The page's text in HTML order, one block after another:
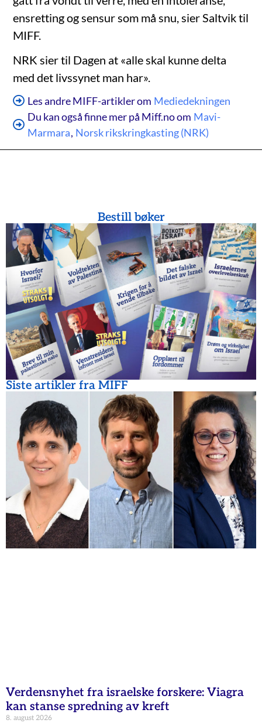
ensretting og sensur som må snu, sier Saltvik til
MIFF.
NRK sier til Dagen at «alle skal kunne delta
med det livssynet man har».
Les andre MIFF-artikler om Mediedekningen
Du kan også finne mer på Miff.no om Mavi-
Marmara, Norsk rikskringkasting (NRK)
Bestill bøker
Siste artikler fra MIFF
Verdensnyhet fra israelske forskere: Viagra
kan stanse spredning av kreft
8. august 2026